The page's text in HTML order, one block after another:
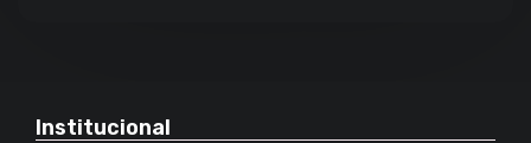
Institucional